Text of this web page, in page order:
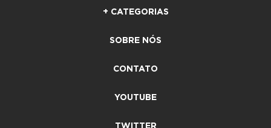
+ CATEGORIAS
SOBRE NÓS
CONTATO
YOUTUBE
TWITTER